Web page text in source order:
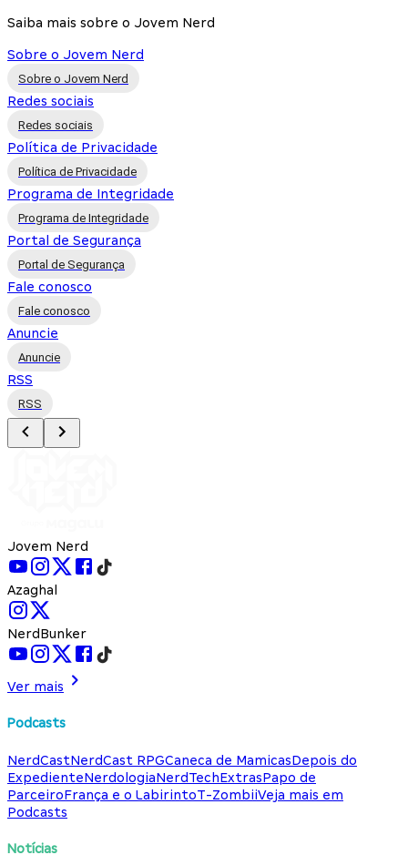
Saiba mais sobre o Jovem Nerd
Sobre o Jovem Nerd
Sobre o Jovem Nerd
Redes sociais
Redes sociais
Política de Privacidade
Política de Privacidade
Programa de Integridade
Programa de Integridade
Portal de Segurança
Portal de Segurança
Fale conosco
Fale conosco
Anuncie
Anuncie
RSS
RSS
Jovem Nerd
Azaghal
NerdBunker
Ver mais
Podcasts
NerdCastNerdCast RPGCaneca de MamicasDepois do
ExpedienteNerdologiaNerdTechExtrasPapo de
ParceiroFrança e o LabirintoT-ZombiiVeja mais em
Podcasts
Notícias